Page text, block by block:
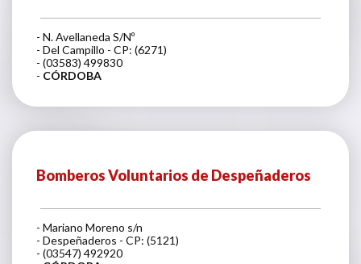
- N. Avellaneda S/Nº
- Del Campillo - CP: (6271)
- (03583) 499830
- CÓRDOBA
Bomberos Voluntarios de Despeñaderos
- Mariano Moreno s/n
- Despeñaderos - CP: (5121)
- (03547) 492920